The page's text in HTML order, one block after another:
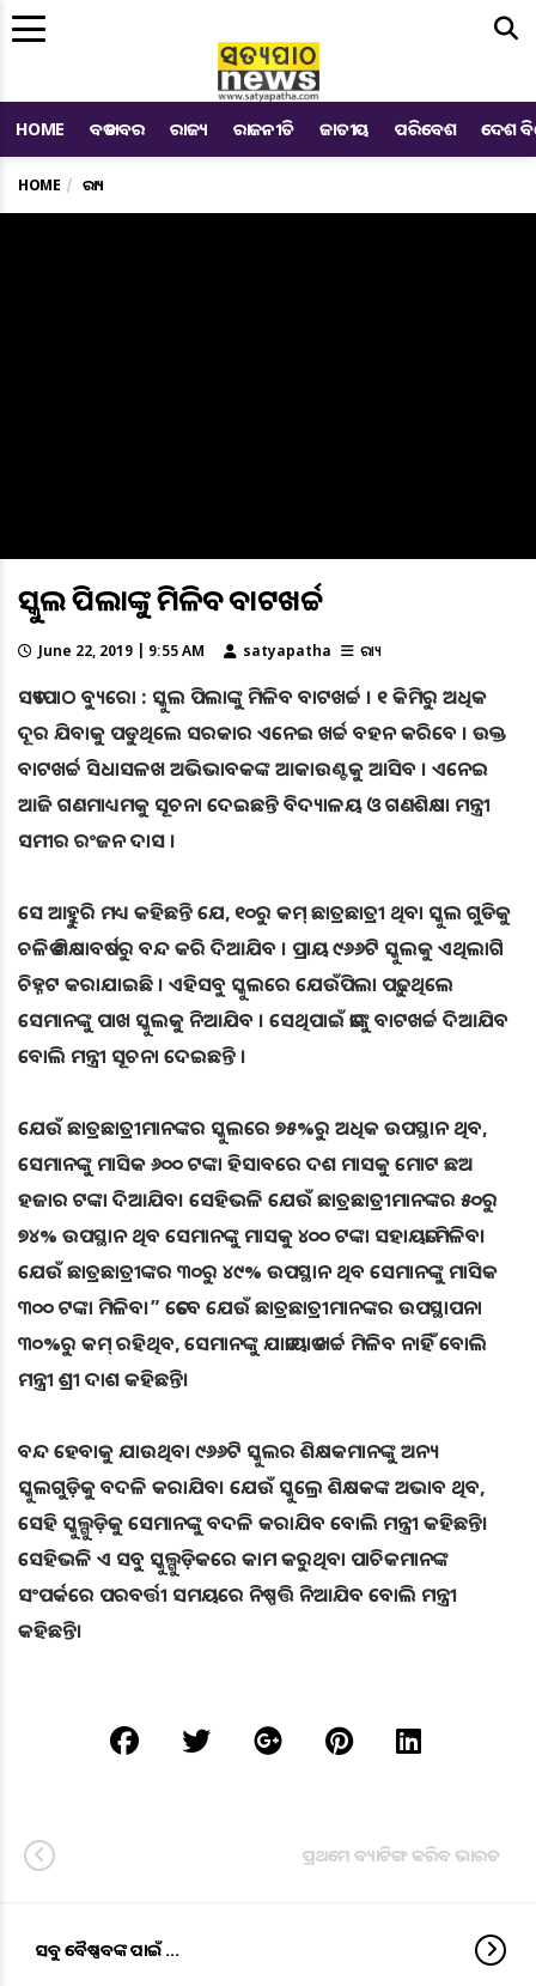
HOME ବଡ ଖବର ରାଜ୍ୟ ରାଜନୀତି ଜାତୀୟ ପରିବେଶ ଦେଶ
HOME ରାଜ୍ୟ
ସ୍କୁଲ ପିଲାଙ୍କୁ ମିଳିବ ବାଟଖର୍ଚ୍ଚ
June 22, 2019 | 9:55 AM satyapatha ରାଜ୍ୟ
ସତ୍ୟପାଠ ବ୍ୟୁରୋ : ସ୍କୁଲ ପିଲାଙ୍କୁ ମିଳିବ ବାଟଖର୍ଚ୍ଚ । ୧ କିମିରୁ ଅଧିକ
ଦୂର ଯିବାକୁ ପଡୁଥିଲେ ସରକାର ଏନେଇ ଖର୍ଚ୍ଚ ବହନ କରିବେ । ଉକ୍ତ
ବାଟଖର୍ଚ୍ଚ ସିଧାସଳଖ ଅଭିଭାବକଙ୍କ ଆକାଉଣ୍ଟକୁ ଆସିବ । ଏନେଇ
ଆଜି ଗଣମାଧ୍ୟମକୁ ସୂଚନା ଦେଇଛନ୍ତି ବିଦ୍ୟାଳୟ ଓ ଗଣଶିକ୍ଷା ମନ୍ତ୍ରୀ
ସମୀର ରଂଜନ ଦାସ ।
ସେ ଆହୁୁରି ମଧ୍ୟ କହିଛନ୍ତି ଯେ, ୧୦ରୁ କମ୍ ଛାତ୍ରଛାତ୍ରୀ ଥିବା ସ୍କୁଲ ଗୁଡିକୁ
ଚଳିତ ଶିକ୍ଷାବର୍ଷରୁ ବନ୍ଦ କରି ଦିଆଯିବ । ପ୍ରାୟ ୯୬୬ଟି ସ୍କୁଲକୁ ଏଥିଲାଗି
ଚିହ୍ନଟ କରାଯାଇଛି । ଏହିସବୁ ସ୍କୁଲରେ ଯେଉଁପିଲା ପଢ଼ୁଥିଲେ
ସେମାନଙ୍କୁ ପାଖ ସ୍କୁଲକୁ ନିଆଯିବ । ସେଥିପାଇଁ ତାଙ୍କୁ ବାଟଖର୍ଚ୍ଚ ଦିଆଯିବ
ବୋଲି ମନ୍ତ୍ରୀ ସୂଚନା ଦେଇଛନ୍ତି ।
ଯେଉଁ ଛାତ୍ରଛାତ୍ରୀମାନଙ୍କର ସ୍କୁଲରେ ୭୫%ରୁ ଅଧିକ ଉପସ୍ଥାନ ଥିବ,
ସେମାନଙ୍କୁ ମାସିକ ୬୦୦ ଟଙ୍କା ହିସାବରେ ଦଶ ମାସକୁ ମୋଟ ଛଅ
ହଜାର ଟଙ୍କା ଦିଆଯିବ। ସେହିଭଳି ଯେଉଁ ଛାତ୍ରଛାତ୍ରୀମାନଙ୍କର ୫୦ରୁ
୭୪% ଉପସ୍ଥାନ ଥିବ ସେମାନଙ୍କୁ ମାସକୁ ୪୦୦ ଟଙ୍କା ସହାୟତା ମିଳିବ।
ଯେଉଁ ଛାତ୍ରଛାତ୍ରୀଙ୍କର ୩୦ରୁ ୪୯% ଉପସ୍ଥାନ ଥିବ ସେମାନଙ୍କୁ ମାସିକ
୩୦୦ ଟଙ୍କା ମିଳିବ।” ତେବେ ଯେଉଁ ଛାତ୍ରଛାତ୍ରୀମାନଙ୍କର ଉପସ୍ଥାପନା
୩୦%ରୁ କମ୍ ରହିଥିବ, ସେମାନଙ୍କୁ ଯାତାୟାତ ଖର୍ଚ୍ଚ ମିଳିବ ନାହିଁ ବୋଲି
ମନ୍ତ୍ରୀ ଶ୍ରୀ ଦାଶ କହିଛନ୍ତି।
ବନ୍ଦ ହେବାକୁ ଯାଉଥିବା ୯୬୬ଟି ସ୍କୁଲର ଶିକ୍ଷକମାନଙ୍କୁ ଅନ୍ୟ
ସ୍କୁଲଗୁଡ଼ିକୁ ବଦଳି କରାଯିବ। ଯେଉଁ ସ୍କୁଲ୍ରେ ଶିକ୍ଷକଙ୍କ ଅଭାବ ଥିବ,
ସେହି ସ୍କୁଲ୍ଗୁଡ଼ିକୁ ସେମାନଙ୍କୁ ବଦଳି କରାଯିବ ବୋଲି ମନ୍ତ୍ରୀ କହିଛନ୍ତି।
ସେହିଭଳି ଏ ସବୁ ସ୍କୁଲ୍ଗୁଡ଼ିକରେ କାମ କରୁଥିବା ପାଚିକମାନଙ୍କ
ସଂପର୍କରେ ପରବର୍ତ୍ତୀ ସମୟରେ ନିଷ୍ପତ୍ତି ନିଆଯିବ ବୋଲି ମନ୍ତ୍ରୀ
କହିଛନ୍ତି।
ପ୍ରଥମେ ବ୍ୟାଟିଙ୍ଗ କରିବ ଭାରତ
ସବୁ ବୈଷ୍ଣବଙ୍କ ପାଇଁ …